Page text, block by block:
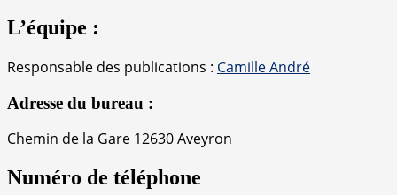
L’équipe :
Responsable des publications : Camille André
Adresse du bureau :
Chemin de la Gare 12630 Aveyron
Numéro de téléphone